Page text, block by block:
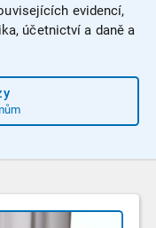
evidencí,
účetnictví a daně a